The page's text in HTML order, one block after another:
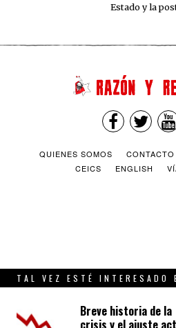
Estado y la
QUIENES SOMOS CONTACTO
CEICS
ENGLISH
TAL VEZ ESTÉ INTERESADO
Breve historia de la
crisis y el ajuste